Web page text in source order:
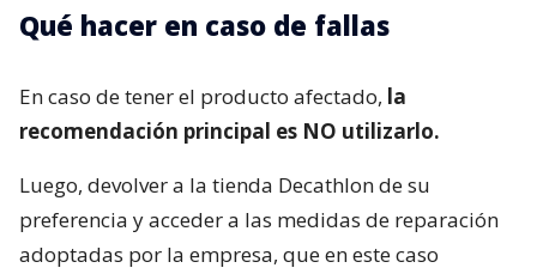
Qué hacer en caso de fallas
En caso de tener el producto afectado, la
recomendación principal es NO utilizarlo.
Luego, devolver a la tienda Decathlon de su
preferencia y acceder a las medidas de reparación
adoptadas por la empresa, que en este caso